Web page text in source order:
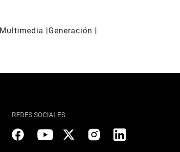
Multimedia
Generación
REDES SOCIALES